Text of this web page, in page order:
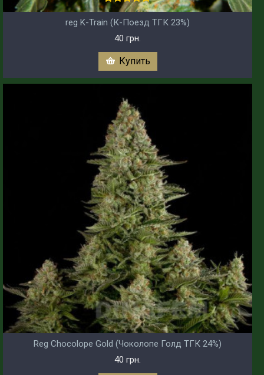
reg K-Train (К-Поезд ТГК 23%)
40 грн.
Купить
Reg Chocolope Gold (Чоколопе Голд ТГК 24%)
40 грн.